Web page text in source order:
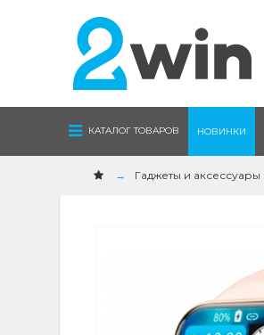
КАТАЛОГ ТОВАРОВ НОВИНКИ
Гаджеты и аксессуары